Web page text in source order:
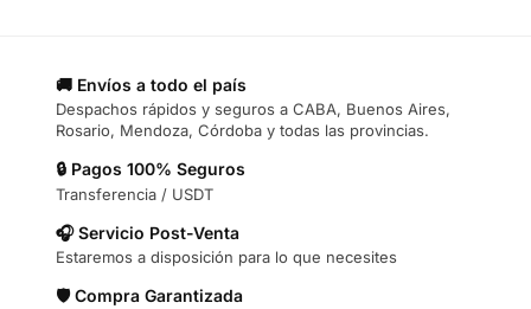
🚚 Envíos a todo el país
Despachos rápidos y seguros a CABA, Buenos Aires,
Rosario, Mendoza, Córdoba y todas las provincias.
🔒 Pagos 100% Seguros
Transferencia / USDT
🎧 Servicio Post-Venta
Estaremos a disposición para lo que necesites
🛡️ Compra Garantizada